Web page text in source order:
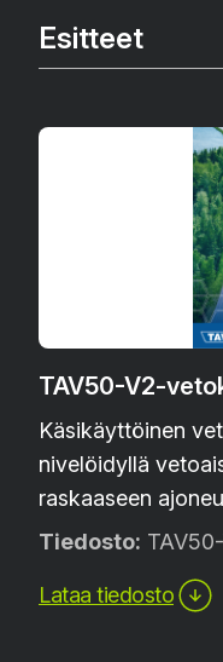
Esitteet
TAV50-V2-
Käsikäyttöinen
nivelöidyllä
raskaaseen
Tiedosto:
Lataa tiedosto